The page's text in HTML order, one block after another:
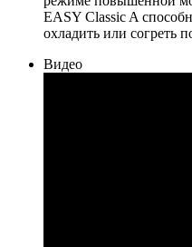
EASY Classic A
охладить или согреть
Видео